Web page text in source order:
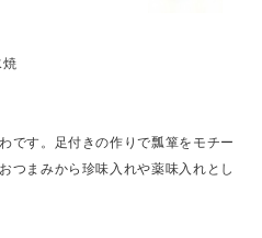
焼
です。足付きの作りで瓢箪をモチー
つまみから珍味入れや薬味入れとし